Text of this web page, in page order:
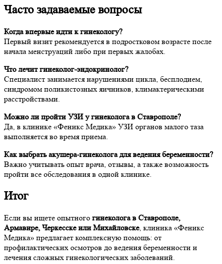
Часто задаваемые вопросы
Когда впервые идти к гинекологу?
Первый визит рекомендуется в подростковом возрасте после
начала менструаций либо при первых жалобах.
Что лечит гинеколог-эндокринолог?
Специалист занимается нарушениями цикла, бесплодием,
синдромом поликистозных яичников, климактерическими
расстройствами.
Можно ли пройти УЗИ у гинеколога в Ставрополе?
Да, в клинике «Феникс Медика» УЗИ органов малого таза
выполняется во время приема.
Как выбрать акушера-гинеколога для ведения беременности?
Важно учитывать опыт врача, отзывы, а также возможность
пройти все обследования в одной клинике.
Итог
Если вы ищете опытного гинеколога в Ставрополе,
Армавире, Черкесске или Михайловске, клиника «Феникс
Медика» предлагает комплексную помощь: от
профилактических осмотров до ведения беременности и
лечения сложных гинекологических заболеваний.